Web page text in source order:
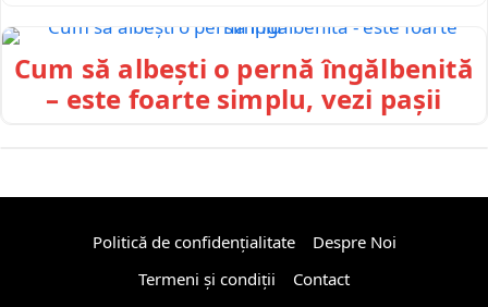
Cum să albești o pernă îngălbenită
– este foarte simplu, vezi pașii
Politică de confidențialitate
Despre Noi
Termeni și condiții
Contact